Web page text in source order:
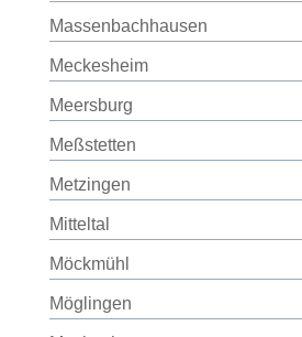
Massenbachhausen
Meckesheim
Meersburg
Meßstetten
Metzingen
Mitteltal
Möckmühl
Möglingen